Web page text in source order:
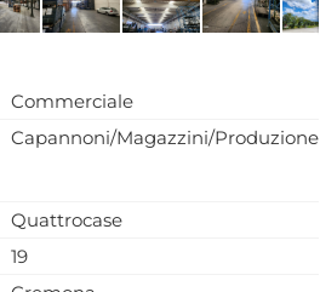
Commerciale
Capannoni/Magazzini/Produzione
Quattrocase
19